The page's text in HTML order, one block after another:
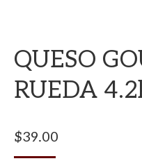
QUESO
RUEDA
$39.00